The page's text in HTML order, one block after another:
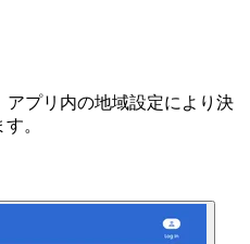
アプリ内の地域設定により決
。